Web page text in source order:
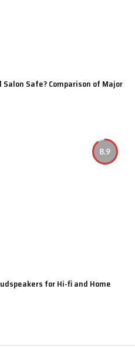
Safe? Comparison of Major
8.9
for Hi-fi and Home